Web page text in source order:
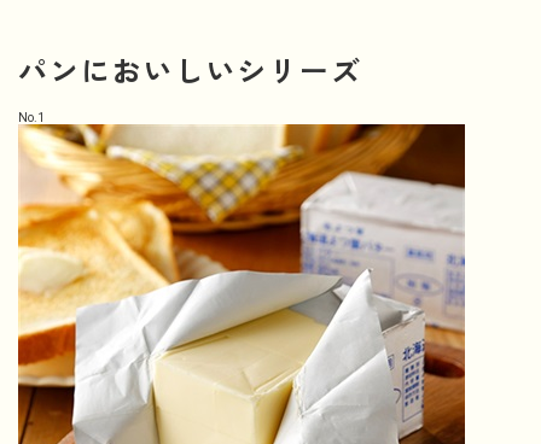
パンにおいしいシリーズ
No. 1